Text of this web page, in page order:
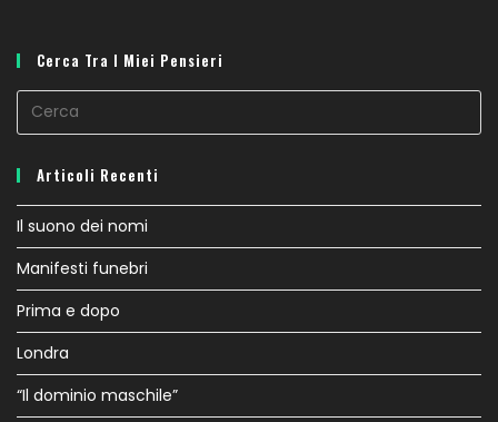
Cerca Tra I Miei Pensieri
Articoli Recenti
Il suono dei nomi
Manifesti funebri
Prima e dopo
Londra
“Il dominio maschile”